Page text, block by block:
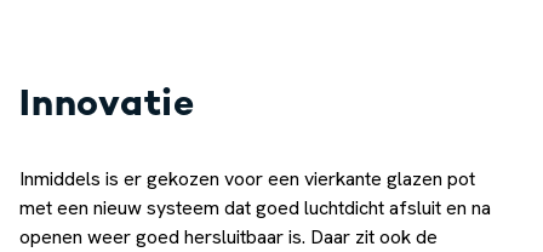
Innovatie
Inmiddels is er gekozen voor een vierkante glazen pot
met een nieuw systeem dat goed luchtdicht afsluit en na
openen weer goed hersluitbaar is. Daar zit ook de